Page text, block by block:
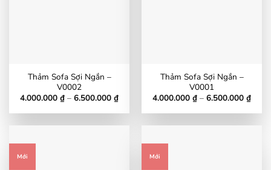
Thảm Sofa Sợi Ngắn –
V0002
4.000.000 ₫ – 6.500.000 ₫Khoảng
từ
đến
Thảm Sofa Sợi Ngắn –
V0001
4.000.000 ₫ – 6.500.000 ₫
từ
Mới Mới